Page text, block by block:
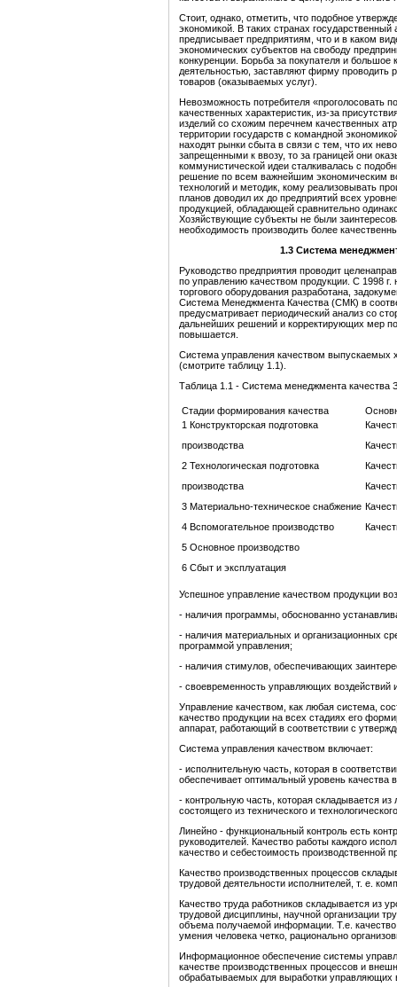
Стоит, однако, отметить, что подобное
экономикой. В таких странах
предписывает предприятиям, что и в каком
экономических субъектов на свободу
конкуренции. Борьба за покупателя и
деятельностью, заставляют фирму проводить
товаров (оказываемых услуг).
Невозможность потребителя «проголосовать
качественных характеристик, из-за
изделий со схожим перечнем качественных
территории государств с командной
находят рынки сбыта в связи с тем, что их
запрещенными к ввозу, то за границей они
коммунистической идеи сталкивалась с
решение по всем важнейшим экономическим
технологий и методик, кому реализовывать
планов доводил их до предприятий всех
продукцией, обладающей сравнительно
Хозяйствующие субъекты не были
необходимость производить более
1.3 Система
Руководство предприятия проводит
по управлению качеством продукции. С 1998
торгового оборудования разработана,
Система Менеджмента Качества (СМК) в
предусматривает периодический анализ со
дальнейших решений и корректирующих мер
повышается.
Система управления качеством выпускаемых
(смотрите таблицу 1.1).
Таблица 1.1 - Система менеджмента качества
Стадии формирования качества
1 Конструкторская подготовка
производства
2 Технологическая подготовка
производства
3 Материально-техническое снабжение
4 Вспомогательное производство
5 Основное производство
6 Сбыт и эксплуатация
Успешное управление качеством продукции
- наличия программы, обоснованно
- наличия материальных и организационных
программой управления;
- наличия стимулов, обеспечивающих
- своевременность управляющих воздействий
Управление качеством, как любая система,
качество продукции на всех стадиях его
аппарат, работающий в соответствии с
Система управления качеством включает:
- исполнительную часть, которая в
обеспечивает оптимальный уровень
- контрольную часть, которая складывается
состоящего из технического и
Линейно - функциональный контроль есть
руководителей. Качество работы каждого
качество и себестоимость производственной
Качество производственных процессов
трудовой деятельности исполнителей, т. е.
Качество труда работников складывается из
трудовой дисциплины, научной организации
объема получаемой информации. Т.е.
умения человека четко, рационально
Информационное обеспечение системы
качестве производственных процессов и
обрабатываемых для выработки управляющих